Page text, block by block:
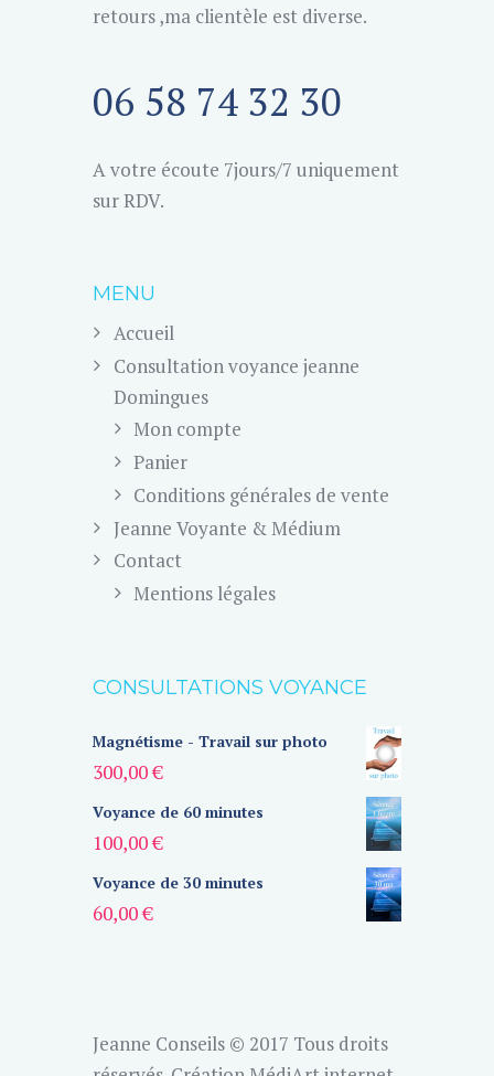
retours ,ma clientèle est diverse.
06 58 74 32 30
A votre écoute 7jours/7 uniquement
sur RDV.
MENU
Accueil
Consultation voyance jeanne
Domingues
Mon compte
Panier
Conditions générales de vente
Jeanne Voyante & Médium
Contact
Mentions légales
CONSULTATIONS VOYANCE
Magnétisme - Travail sur photo
300,00€
Voyance de 60 minutes
100,00€
Voyance de 30 minutes
60,00€
Jeanne Conseils © 2017 Tous droits